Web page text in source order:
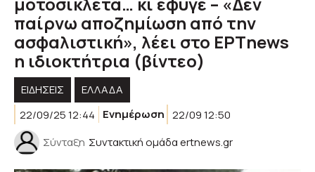
παίρνω αποζημίωση από την
ασφαλιστική», λέει στο ΕΡΤnews
η ιδιοκτήτρια (βίντεο)
ΕΙΔΗΣΕΙΣ
ΕΛΛΑΔΑ
22/09/25 12:44
Ενημέρωση 22/09 12:50
Σύνταξη Συντακτική ομάδα ertnews.gr